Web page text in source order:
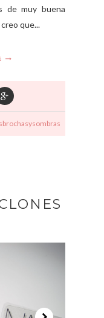
de muy buena
que...